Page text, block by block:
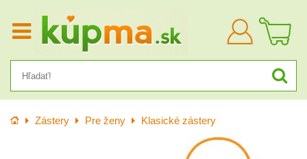
Prihlásiť
sa
Úvod Zástery Pre ženy Klasické zástery